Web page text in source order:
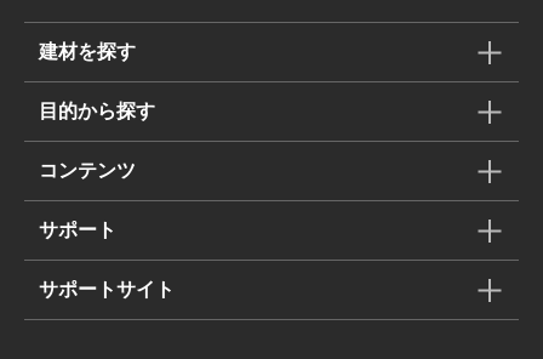
建材を探す
目的から探す
コンテンツ
サポート
サポートサイト